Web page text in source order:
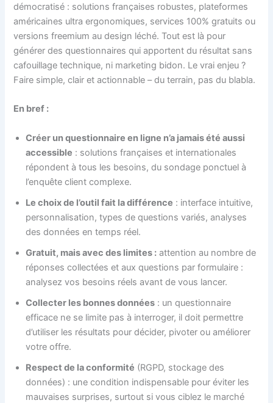
démocratisé : solutions françaises robustes, plateformes
américaines ultra ergonomiques, services 100% gratuits ou
versions freemium au design léché. Tout est là pour
générer des questionnaires qui apportent du résultat sans
cafouillage technique, ni marketing bidon. Le vrai enjeu ?
Faire simple, clair et actionnable – du terrain, pas du blabla.
En bref :
Créer un questionnaire en ligne n’a jamais été aussi
accessible : solutions françaises et internationales
répondent à tous les besoins, du sondage ponctuel à
l’enquête client complexe.
Le choix de l’outil fait la différence : interface intuitive,
personnalisation, types de questions variés, analyses
des données en temps réel.
Gratuit, mais avec des limites : attention au nombre de
réponses collectées et aux questions par formulaire :
analysez vos besoins réels avant de vous lancer.
Collecter les bonnes données : un questionnaire
efficace ne se limite pas à interroger, il doit permettre
d’utiliser les résultats pour décider, pivoter ou améliorer
votre offre.
Respect de la conformité (RGPD, stockage des
données) : une condition indispensable pour éviter les
mauvaises surprises, surtout si vous ciblez le marché